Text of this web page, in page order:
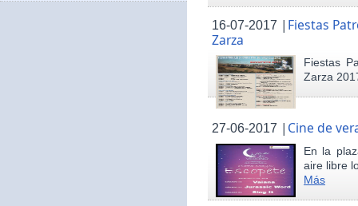
16-07-2017 | Fiestas
Zarza
Fiestas
Zarza
27-06-2017 | Cine de
En la
aire libre
Más